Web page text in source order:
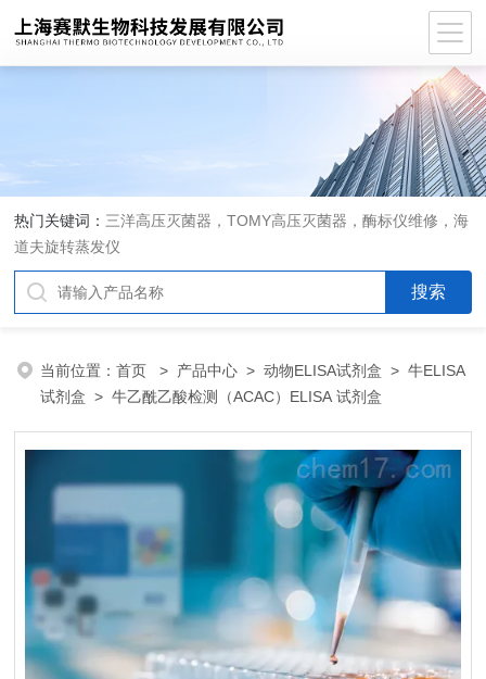
热门关键词： 三洋高压灭菌器，TOMY高压灭菌器，酶标仪维修，海
道夫旋转蒸发仪
当前位置：首页 > 产品中心 >动物ELISA试剂盒 >牛ELISA
试剂盒 > 牛乙酰乙酸检测（ACAC）ELISA 试剂盒